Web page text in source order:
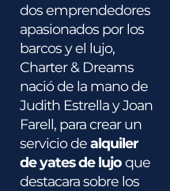
dos emprendedores
apasionados por los
barcos y el lujo,
Charter & Dreams
nació de la mano de
Judith Estrella y Joan
Farell, para crear un
servicio dealquiler
de yates de lujoque
destacara sobre los